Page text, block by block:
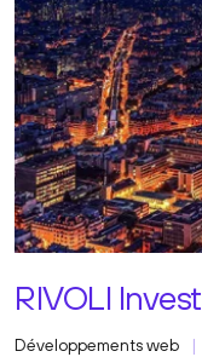
RIVOLI Invest
Développements web